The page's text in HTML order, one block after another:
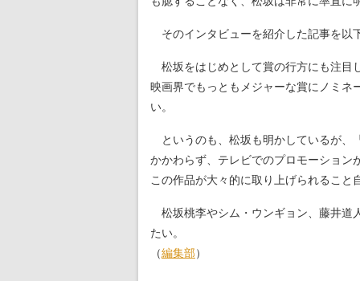
そのインタビューを紹介した記事を以
松坂をはじめとして賞の行方にも注目
映画界でもっともメジャーな賞にノミネ
い。
というのも、松坂も明かしているが、
かかわらず、テレビでのプロモーション
この作品が大々的に取り上げられること
松坂桃李やシム・ウンギョン、藤井道
たい。
（編集部）